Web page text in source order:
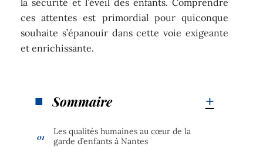
la sécurité et l’éveil des enfants. Comprendre
ces attentes est primordial pour quiconque
souhaite s’épanouir dans cette voie exigeante
et enrichissante.
Sommaire
Les qualités humaines au cœur de la
garde d’enfants à Nantes